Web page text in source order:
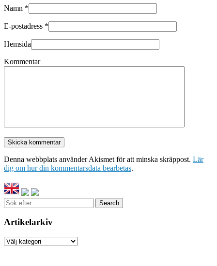
Namn *
E-postadress *
Hemsida
Kommentar
Denna webbplats använder Akismet för att minska skräppost. Lär
dig om hur din kommentarsdata bearbetas.
Sök
efter...
Artikelarkiv
Artikelarkiv